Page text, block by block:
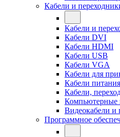
Кабели и
Кабели и
Кабели DVI
Кабели HDMI
Кабели USB
Кабели VGA
Кабели для
Кабели питания
Кабели,
Компьютерные
Видеокабели и
Программное